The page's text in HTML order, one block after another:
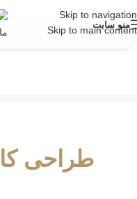
Skip to navigation
Skip to main content
منو سایت
طراحی